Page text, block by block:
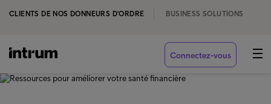
CLIENTS DE NOS DONNEURS D'ORDRE BUSINESS SOLUTIONS
Connectez-vous